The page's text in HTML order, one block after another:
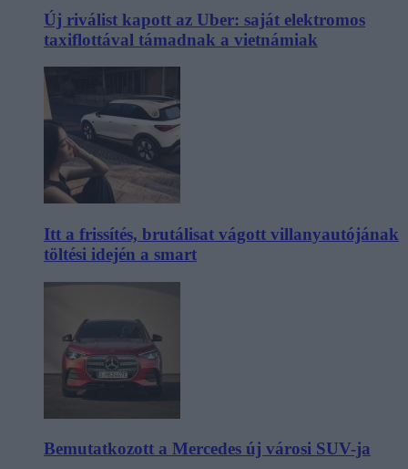
Új riválist kapott az Uber: saját elektromos
taxiflottával támadnak a vietnámiak
Itt a frissítés, brutálisat vágott villanyautójának
töltési idején a smart
Bemutatkozott a Mercedes új városi SUV-ja